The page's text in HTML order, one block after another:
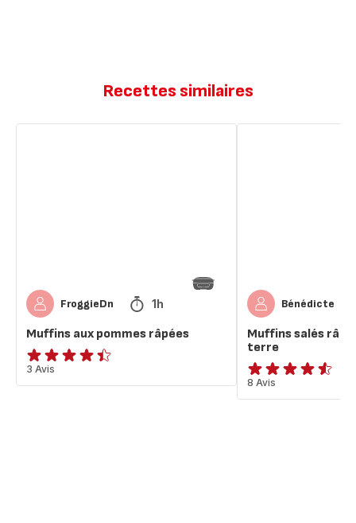
Recettes similaires
FroggieDn 1h
Muffins aux pommes râpées
ratings.4.4
3 Avis
Bénédicte
Muffins salés
terre
ratings.4.5
8 Avis